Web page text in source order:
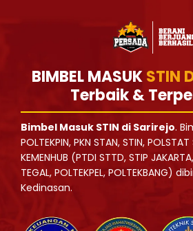
BIMBEL MASUKSTIN
Terbaik &
Bimbel Masuk STIN di Sarirejo.
POLTEKPIN, PKN STAN, STIN,
KEMENHUB (PTDI STTD, STIP
TEGAL, POLTEKPEL, POLTEKBANG)
Kedinasan.